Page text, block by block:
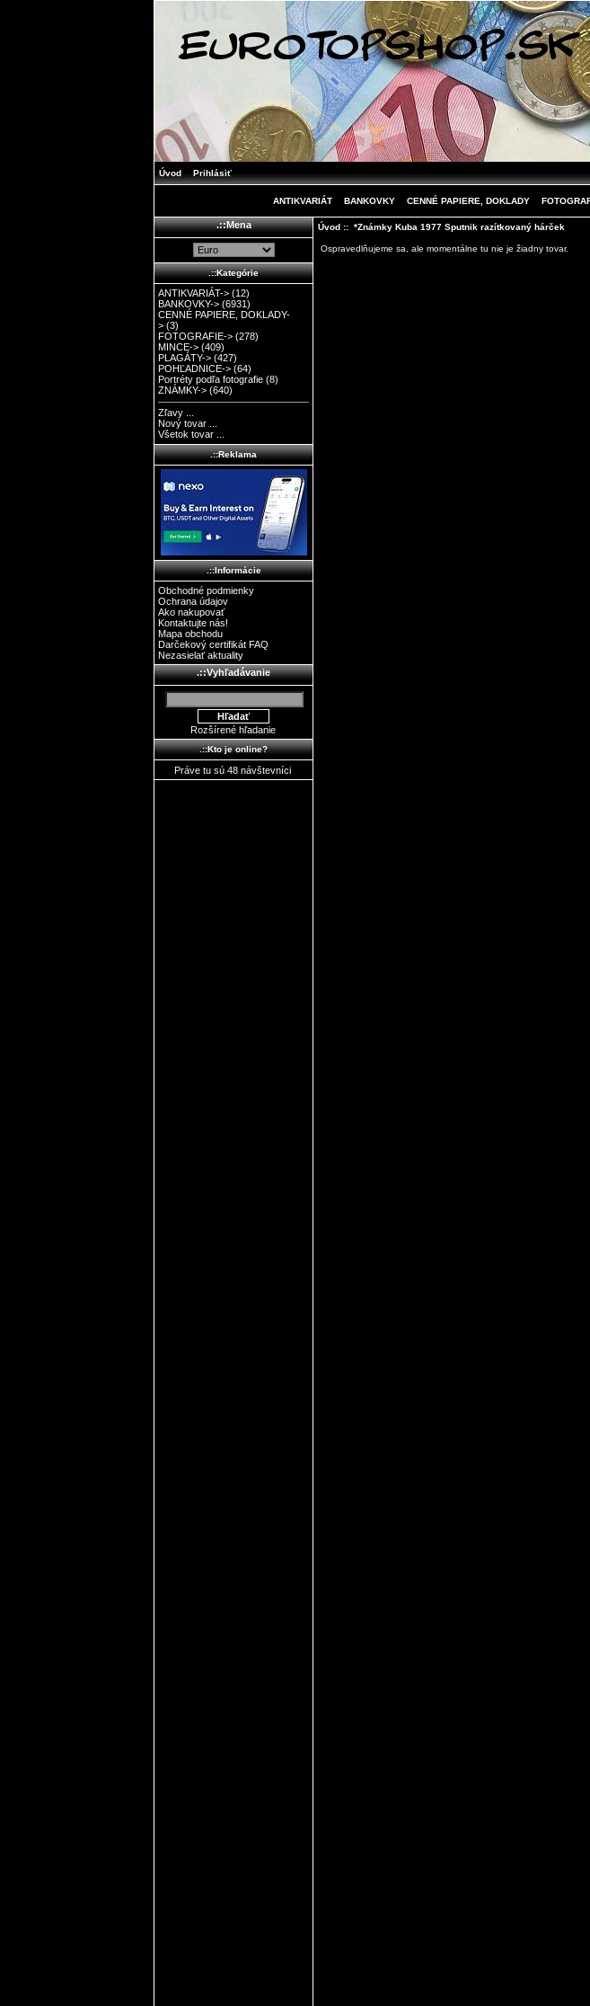
Úvod Prihlásiť
ANTIKVARIÁT BANKOVKY CENNÉ PAPIERE, DOKLADY
.::Mena
.::Kategórie
ANTIKVARIÁT-> (12)
BANKOVKY-> (6931)
CENNÉ PAPIERE, DOKLADY-
> (3)
FOTOGRAFIE-> (278)
MINCE-> (409)
PLAGÁTY-> (427)
POHĽADNICE-> (64)
Portréty podľa fotografie (8)
ZNÁMKY-> (640)
Zľavy ...
Nový tovar ...
Všetok tovar ...
.::Reklama
.::Informácie
Obchodné podmienky
Ochrana údajov
Ako nakupovať
Kontaktujte nás!
Mapa obchodu
Darčekový certifikát FAQ
Nezasielať aktuality
.::Vyhľadávanie
Rozšírené hľadanie
.::Kto je online?
Práve tu sú 48 návštevníci
Úvod:: *Známky Kuba 1977 Sputnik razítkovaný hárček
Ospravedlňujeme sa, ale momentálne tu nie je žiadny tovar.